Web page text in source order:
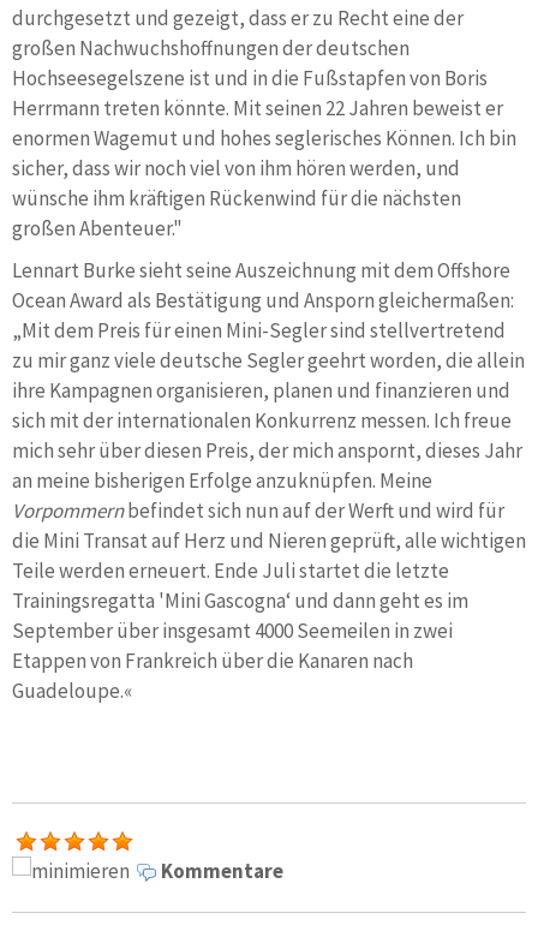
durchgesetzt und gezeigt, dass er zu Recht eine der
großen Nachwuchshoffnungen der deutschen
Hochseesegelszene ist und in die Fußstapfen von Boris
Herrmann treten könnte. Mit seinen 22 Jahren beweist er
enormen Wagemut und hohes seglerisches Können. Ich bin
sicher, dass wir noch viel von ihm hören werden, und
wünsche ihm kräftigen Rückenwind für die nächsten
großen Abenteuer."
Lennart Burke sieht seine Auszeichnung mit dem Offshore
Ocean Award als Bestätigung und Ansporn gleichermaßen:
„Mit dem Preis für einen Mini-Segler sind stellvertretend
zu mir ganz viele deutsche Segler geehrt worden, die allein
ihre Kampagnen organisieren, planen und finanzieren und
sich mit der internationalen Konkurrenz messen. Ich freue
mich sehr über diesen Preis, der mich anspornt, dieses Jahr
an meine bisherigen Erfolge anzuknüpfen. Meine
Vorpommernbefindet sich nun auf der Werft und wird für
die Mini Transat auf Herz und Nieren geprüft, alle wichtigen
Teile werden erneuert. Ende Juli startet die letzte
Trainingsregatta 'Mini Gascogna‘ und dann geht es im
September über insgesamt 4000 Seemeilen in zwei
Etappen von Frankreich über die Kanaren nach
Guadeloupe.«
Kommentare